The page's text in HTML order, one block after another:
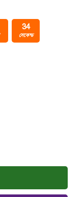
33
সেকেন্ড